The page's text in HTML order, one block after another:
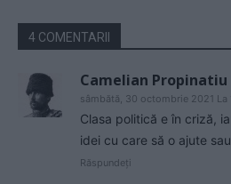
4 COMENTARII
Camelian Propinatiu
sâmbătă, 30 octombrie 2021 La
Clasa politică e în criză,
idei cu care să o ajute
Răspundeți